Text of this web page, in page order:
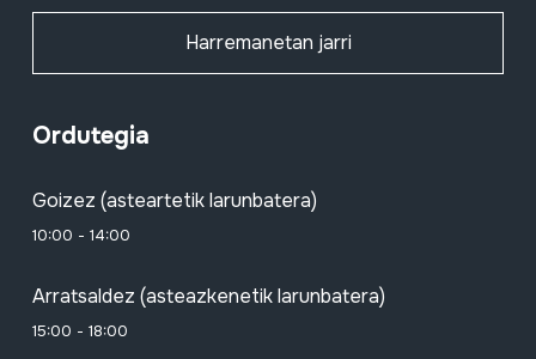
Harremanetan jarri
Ordutegia
Goizez (asteartetik larunbatera)
10:00 - 14:00
Arratsaldez (asteazkenetik larunbatera)
15:00 - 18:00